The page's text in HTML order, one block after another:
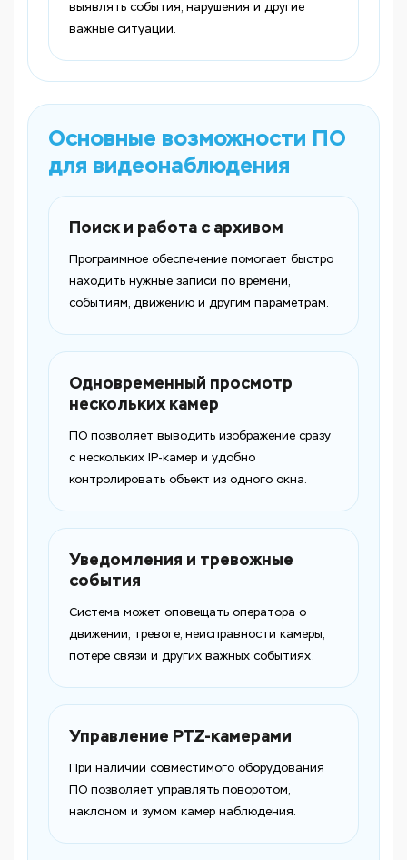
выявлять события, нарушения и другие
важные ситуации.
Основные возможности ПО
для видеонаблюдения
Поиск и работа с архивом
Программное обеспечение помогает быстро
находить нужные записи по времени,
событиям, движению и другим параметрам.
Одновременный просмотр
нескольких камер
ПО позволяет выводить изображение сразу
с нескольких IP-камер и удобно
контролировать объект из одного окна.
Уведомления и тревожные
события
Система может оповещать оператора о
движении, тревоге, неисправности камеры,
потере связи и других важных событиях.
Управление PTZ-камерами
При наличии совместимого оборудования
ПО позволяет управлять поворотом,
наклоном и зумом камер наблюдения.